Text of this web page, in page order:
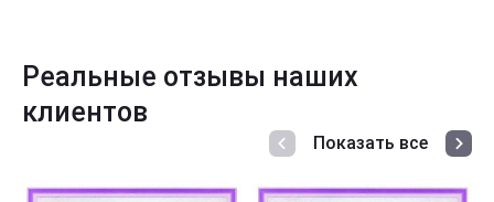
Реальные отзывы наших
клиентов
Показать все